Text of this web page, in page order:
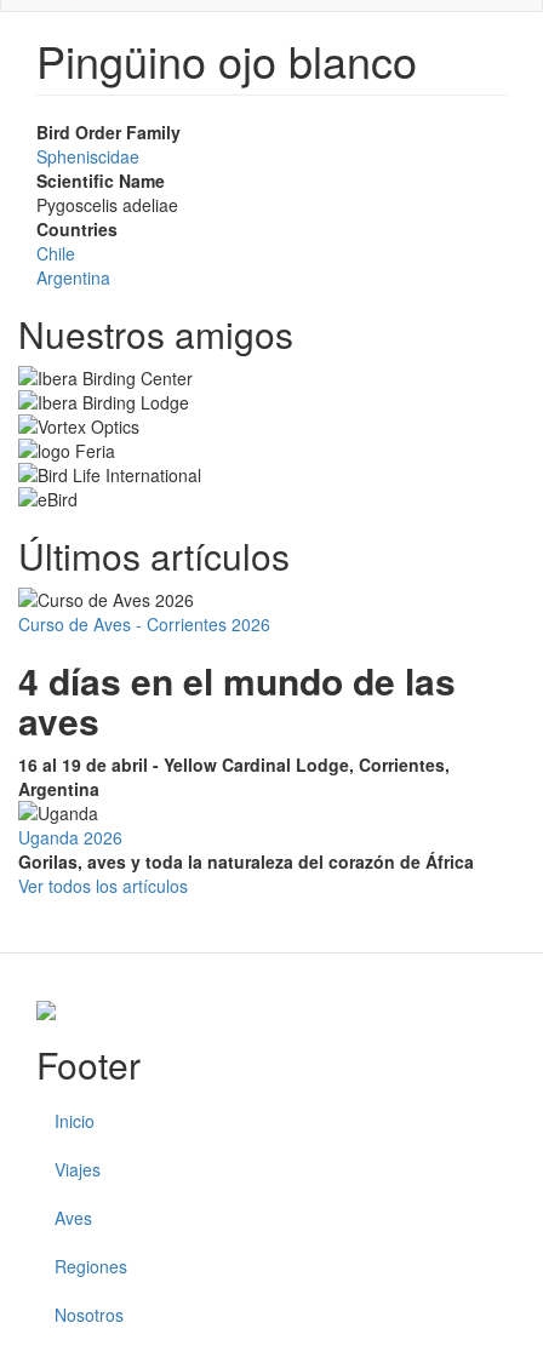
Pingüino ojo blanco
Bird Order Family
Spheniscidae
Scientific Name
Pygoscelis adeliae
Countries
Chile
Argentina
Nuestros amigos
Últimos artículos
Curso de Aves - Corrientes 2026
4 días en el mundo de las
aves
16 al 19 de abril - Yellow Cardinal Lodge, Corrientes,
Argentina
Uganda 2026
Gorilas, aves y toda la naturaleza del corazón de África
Ver todos los artículos
Footer
Inicio
Viajes
Aves
Regiones
Nosotros